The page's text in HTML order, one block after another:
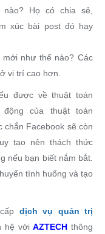
Họ có chia sẻ,
xúc bài post đó hay
mới như thế nào? Các
vị trí cao hơn.
được về thuật toán
của thuật toán
chắn Facebook sẽ còn
tạo nên thách thức
nếu bạn biết nắm bắt.
tình huống và tạo
dịch vụ quản trị
hệ với AZTECH thông